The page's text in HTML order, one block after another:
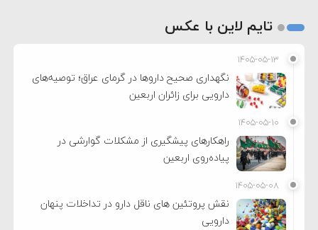
تایم لاین با عکس
۱۴۰۵-۰۵-۱۳
نگهداری صحیح داروها در گرمای عراق؛ توصیه‌های
دارویی برای زائران اربعین
۱۴۰۵-۰۵-۱۰
راهکارهای پیشگیری از مشکلات گوارشی در
پیاده‌روی اربعین
۱۴۰۵-۰۵-۰۸
نقش پروتئین های ناقل دارو در تداخلات پنهان
دارویی